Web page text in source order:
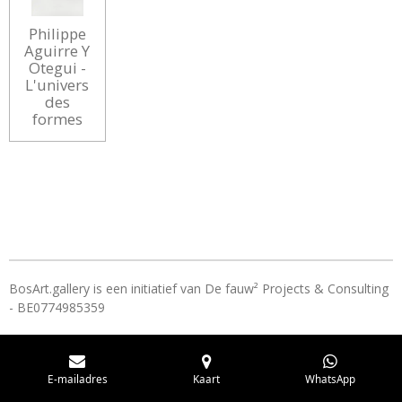
Philippe
Aguirre Y
Otegui -
L'univers
des
formes
BosArt.gallery is een initiatief van De fauw² Projects & Consulting
- BE0774985359
E-mailadres Kaart WhatsApp